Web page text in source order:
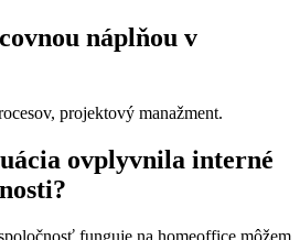
náplňou v
projektový manažment.
ovplyvnila interné